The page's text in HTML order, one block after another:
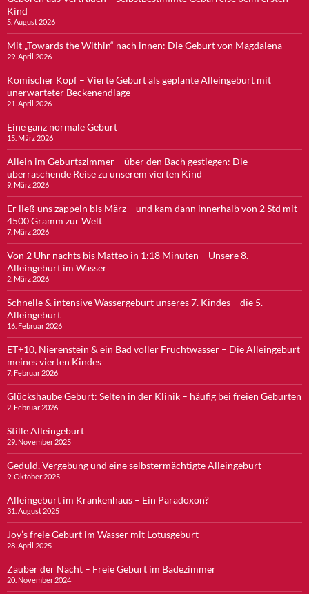
Kind
5. August 2026
Mit „Towards the Within“ nach innen: Die Geburt von Magdalena
29. April 2026
Komischer Kopf – Vierte Geburt als geplante Alleingeburt mit
unerwarteter Beckenendlage
21. April 2026
Eine ganz normale Geburt
15. März 2026
Allein im Geburtszimmer – über den Bach gestiegen: Die
überraschende Reise zu unserem vierten Kind
9. März 2026
Er ließ uns zappeln bis März – und kam dann innerhalb von 2 Std mit
4500 Gramm zur Welt
7. März 2026
Von 2 Uhr nachts bis Matteo in 1:18 Minuten – Unsere 8.
Alleingeburt im Wasser
2. März 2026
Schnelle & intensive Wassergeburt unseres 7. Kindes – die 5.
Alleingeburt
16. Februar 2026
ET+10, Nierenstein & ein Bad voller Fruchtwasser – Die Alleingeburt
meines vierten Kindes
7. Februar 2026
Glückshaube Geburt: Selten in der Klinik – häufig bei freien Geburten
2. Februar 2026
Stille Alleingeburt
29. November 2025
Geduld, Vergebung und eine selbstermächtigte Alleingeburt
9. Oktober 2025
Alleingeburt im Krankenhaus – Ein Paradoxon?
31. August 2025
Joy’s freie Geburt im Wasser mit Lotusgeburt
28. April 2025
Zauber der Nacht – Freie Geburt im Badezimmer
20. November 2024